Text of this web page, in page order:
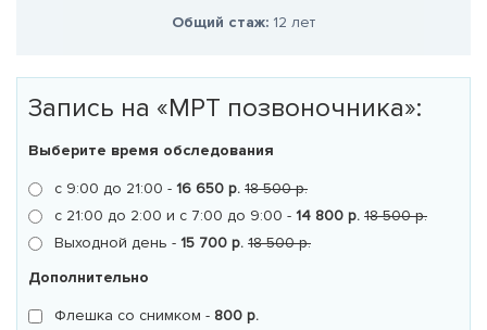
Общий стаж: 12 лет
Запись на «MРТ позвоночника»:
Выберите время обследования
с 9:00 до 21:00 - 16 650 р. 18 500 р.
с 21:00 до 2:00 и с 7:00 до 9:00 - 14 800 р. 18 500 р.
Выходной день - 15 700 р. 18 500 р.
Дополнительно
Флешка со снимком - 800 р.